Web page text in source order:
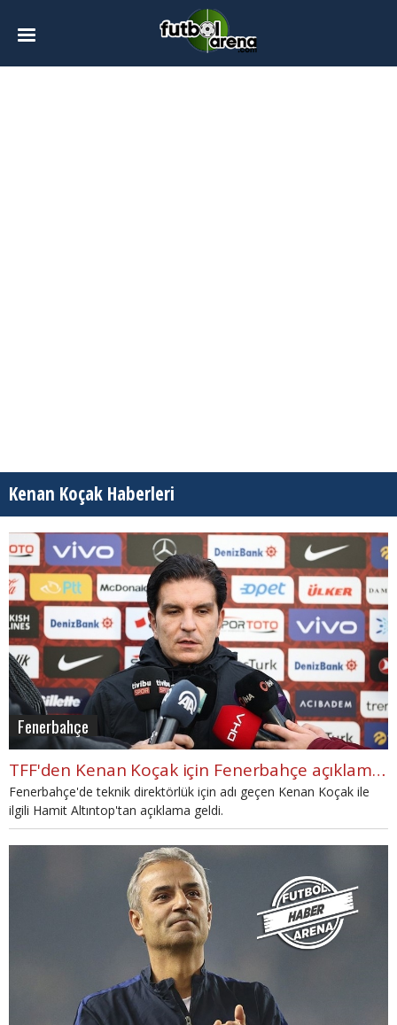
Kenan Koçak Haberleri
Fenerbahçe
TFF'den Kenan Koçak için Fenerbahçe açıklaması
Fenerbahçe'de teknik direktörlük için adı geçen Kenan Koçak ile
ilgili Hamit Altıntop'tan açıklama geldi.